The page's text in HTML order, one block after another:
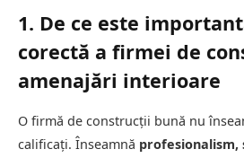
1. De ce este
corectă a firmei de
amenajări interioare
O firmă de construcții bună nu
calificați. Înseamnă profesionalism,